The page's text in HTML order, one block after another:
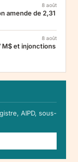
8 août
amende de 2,31
8 août
M$ et injonctions
AIPD, sous-